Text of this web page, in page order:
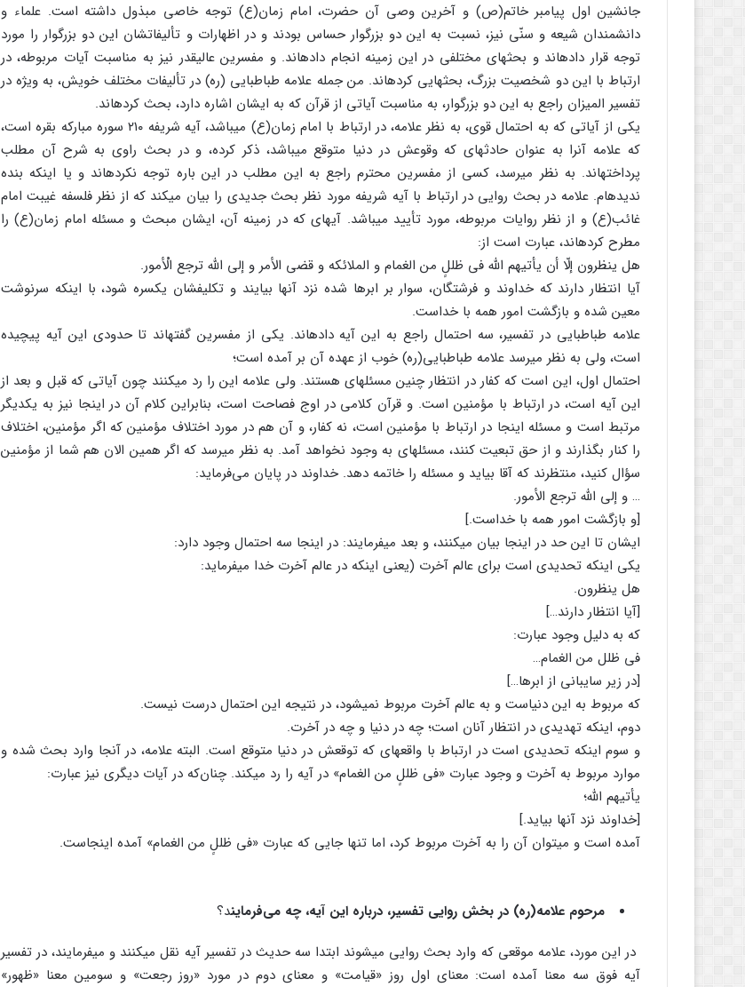
جانشین اول پیامبر خاتم(ص) و آخرین وصی آن حضرت، امام زمان(ع) توجه خاصی مبذول داشته است. علماء و
دانشمندان شیعه و سنّی نیز، نسبت به این دو بزرگوار حساس بودند و در اظهارات و تألیفاتشان این دو بزرگوار را مورد
توجه قرار داده‏اند و بحث‏های مختلفی در این زمینه انجام داده‏اند. و مفسرین عالیقدر نیز به مناسبت آیات مربوطه، در
ارتباط با این دو شخصیت بزرگ، بحث‏هایی کرده‏اند. من جمله علامه طباطبایی (ره) در تألیفات مختلف خویش، به ویژه در
تفسیر المیزان راجع به این دو بزرگوار، به مناسبت آیاتی از قرآن که به ایشان اشاره دارد، بحث کرده‏اند.
یکی از آیاتی که به احتمال قوی، به نظر علامه، در ارتباط با امام زمان(ع) می‏باشد، آیه شریفه ۲۱۰ سوره مبارکه بقره است،
که علامه آنرا به عنوان حادثه‏ای که وقوعش در دنیا متوقع می‏باشد، ذکر کرده، و در بحث راوی به شرح آن مطلب
پرداخته‏اند. به نظر می‏رسد، کسی از مفسرین محترم راجع به این مطلب در این باره توجه نکرده‏اند و یا اینکه بنده
ندیده‏ام. علامه در بحث روایی در ارتباط با آیه شریفه مورد نظر بحث جدیدی را بیان می‏کند که از نظر فلسفه غیبت امام
غائب(ع) و از نظر روایات مربوطه، مورد تأیید می‏باشد. آیه‏ای که در زمینه آن، ایشان مبحث و مسئله امام زمان(ع) را
مطرح کرده‏اند، عبارت است از:
هل ینظرون إلّا أن یأتیهم الله فى ظللٍ من الغمام و الملائکه و قضی الأمر و إلی الله ترجع الْأمور.
آیا انتظار دارند که خداوند و فرشتگان، سوار بر ابرها شده نزد آنها بیایند و تکلیفشان یکسره شود، با اینکه سرنوشت
معین شده و بازگشت امور همه با خداست.
علامه طباطبایی در تفسیر، سه احتمال راجع به این آیه داده‏اند. یکی از مفسرین گفته‏اند تا حدودی این آیه پیچیده
است، ولی به نظر می‏رسد علامه طباطبایی(ره) خوب از عهده آن بر آمده است؛
احتمال اول، این است که کفار در انتظار چنین مسئله‏ای هستند. ولی علامه این را رد می‏کنند چون آیاتی که قبل و بعد از
این آیه است، در ارتباط با مؤمنین است. و قرآن کلامی در اوج فصاحت است، بنابراین کلام آن در اینجا نیز به یکدیگر
مرتبط است و مسئله اینجا در ارتباط با مؤمنین است، نه کفار، و آن هم در مورد اختلاف مؤمنین که اگر مؤمنین، اختلاف
را کنار بگذارند و از حق تبعیت کنند، مسئله‏ای به وجود نخواهد آمد. به نظر می‏رسد که اگر همین الان هم شما از مؤمنین
سؤال کنید، منتظرند که آقا بیاید و مسئله را خاتمه دهد. خداوند در پایان می‌فرماید:
… و إلی الله ترجع الأمور.
[و بازگشت امور همه با خداست.]
ایشان تا این حد در اینجا بیان می‏کنند، و بعد می‏فرمایند: در اینجا سه احتمال وجود دارد:
یکی اینکه تحدیدی است برای عالم آخرت (یعنی اینکه در عالم آخرت خدا می‏فرماید:
هل ینظرون.
[آیا انتظار دارند…]
که به دلیل وجود عبارت:
فى ظلل من الغمام…
[در زیر سایبانی از ابرها…]
که مربوط به این دنیاست و به عالم آخرت مربوط نمی‏شود، در نتیجه این احتمال درست نیست.
دوم، اینکه تهدیدی در انتظار آنان است؛ چه در دنیا و چه در آخرت.
و سوم اینکه تحدیدی است در ارتباط با واقعه‏ای که توقعش در دنیا متوقع است. البته علامه، در آنجا وارد بحث شده و
موارد مربوط به آخرت و وجود عبارت «فى ظللٍ من الغمام» در آیه را رد می‏کند. چنان‌که در آیات دیگری نیز عبارت:
یأتیهم الله؛
[خداوند نزد آنها بیاید.]
آمده است و می‏توان آن را به آخرت مربوط کرد، اما تنها جایی که عبارت «فى ظللٍ من الغمام» آمده اینجاست.
مرحوم علامه(ره) در بخش روایی تفسیر، درباره این آیه، چه می‌فرمایند؟
در این مورد، علامه موقعی که وارد بحث روایی می‏شوند ابتدا سه حدیث در تفسیر آیه نقل می‏کنند و می‏فرمایند، در تفسیر
آیه فوق سه معنا آمده است: معنای اول روز «قیامت» و معنای دوم در مورد «روز رجعت» و سومین معنا «ظهور»